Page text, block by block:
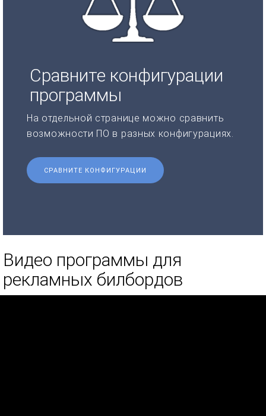
Сравните конфигурации
программы
На отдельной странице можно сравнить
возможности ПО в разных конфигурациях.
СРАВНИТЕ КОНФИГУРАЦИИ
Видео программы для
рекламных билбордов